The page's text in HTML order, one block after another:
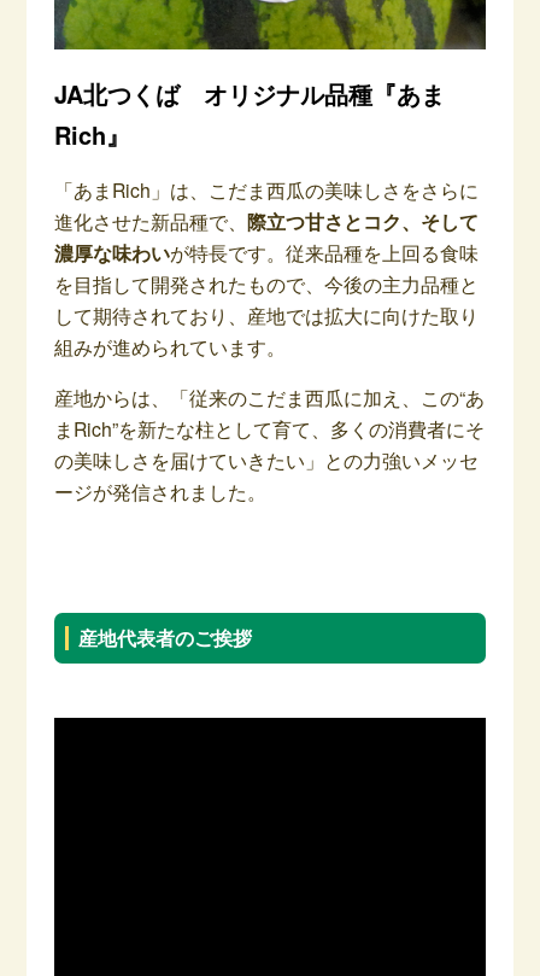
JA北つくば オリジナル品種『あま
Rich』
「あまRich」は、こだま西瓜の美味しさをさらに
進化させた新品種で、 際立つ甘さとコク、そして
濃厚な味わいが特長です。従来品種を上回る食味
を目指して開発されたもので、今後の主力品種と
して期待されており、産地では拡大に向けた取り
組みが進められています。
産地からは、「従来のこだま西瓜に加え、この“あ
まRich”を新たな柱として育て、多くの消費者にそ
の美味しさを届けていきたい」との力強いメッセ
ージが発信されました。
産地代表者のご挨拶